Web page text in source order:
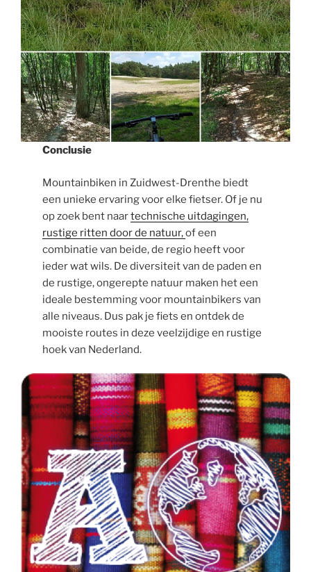
Conclusie
Mountainbiken in Zuidwest-Drenthe biedt
een unieke ervaring voor elke fietser. Of je nu
op zoek bent naartechnische uitdagingen,
rustige ritten door de natuur,of een
combinatie van beide, de regio heeft voor
ieder wat wils. De diversiteit van de paden en
de rustige, ongerepte natuur maken het een
ideale bestemming voor mountainbikers van
alle niveaus. Dus pak je fiets en ontdek de
mooiste routes in deze veelzijdige en rustige
hoek van Nederland.